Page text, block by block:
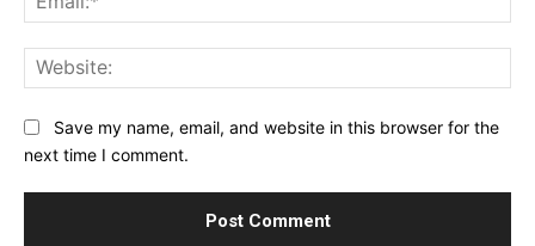
Save my name, email, and website in this browser for the
next time I comment.